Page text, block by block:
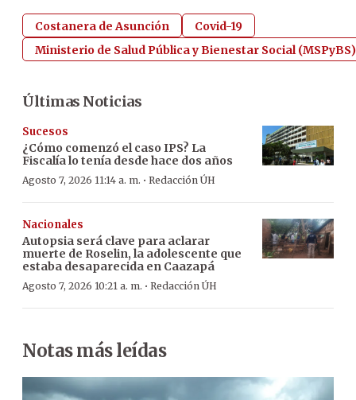
Costanera de Asunción
Covid-19
Ministerio de Salud Pública y Bienestar Social (MSPyBS)
Últimas Noticias
Sucesos
¿Cómo comenzó el caso IPS? La
Fiscalía lo tenía desde hace dos años
Agosto 7, 2026 11:14 a. m. · Redacción ÚH
Nacionales
Autopsia será clave para aclarar
muerte de Roselin, la adolescente que
estaba desaparecida en Caazapá
Agosto 7, 2026 10:21 a. m. · Redacción ÚH
Notas más leídas